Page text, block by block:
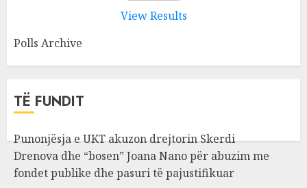
View Results
Polls Archive
TË FUNDIT
Punonjësja e UKT akuzon drejtorin Skerdi
Drenova dhe “bosen” Joana Nano për abuzim me
fondet publike dhe pasuri të pajustifikuar